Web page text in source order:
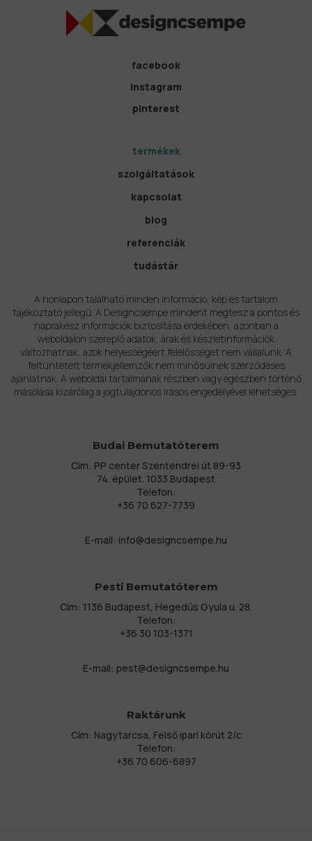
facebook
instagram
pinterest
termékek
szolgáltatások
kapcsolat
blog
referenciák
tudástár
A honlapon található minden információ, kép és tartalom
tájékoztató jellegű. A Designcsempe mindent megtesz a pontos és
naprakész információk biztosítása érdekében, azonban a
weboldalon szereplő adatok, árak és készletinformációk
változhatnak, azok helyességéért felelősséget nem vállalunk. A
feltüntetett termékjellemzők nem minősülnek szerződéses
ajánlatnak. A weboldal tartalmának részben vagy egészben történő
másolása kizárólag a jogtulajdonos írásos engedélyével lehetséges.
Budai Bemutatóterem
Cím: PP center Szentendrei út 89-93
74. épület. 1033 Budapest
Telefon:
+36 70 627-7739
E-mail: info@designcsempe.hu
Pesti Bemutatóterem
Cím: 1136 Budapest, Hegedűs Gyula u. 28.
Telefon:
+36 30 103-1371
E-mail: pest@designcsempe.hu
Raktárunk
Cím: Nagytarcsa, Felső ipari körút 2/c
Telefon:
+36 70 606-6897